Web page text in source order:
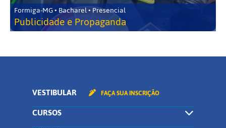
Formiga-MG • Bacharel • Presencial
Publicidade e Propaganda
VESTIBULAR FAÇA SUA INSCRIÇÃO
CURSOS